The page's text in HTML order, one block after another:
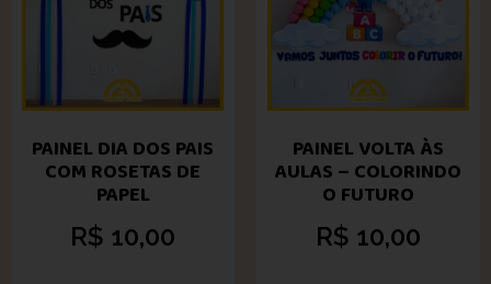
PAINEL DIA DOS PAIS
COM ROSETAS DE
PAPEL
R$ 10,00
PAINEL VOLTA ÀS
AULAS – COLORINDO
O FUTURO
R$ 10,00